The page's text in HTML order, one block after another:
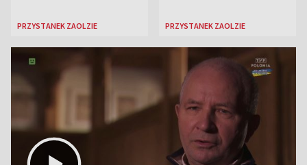
PRZYSTANEK ZAOLZIE PRZYSTANEK ZAOLZIE